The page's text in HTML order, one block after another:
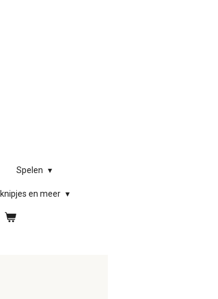
Spelen
en meer